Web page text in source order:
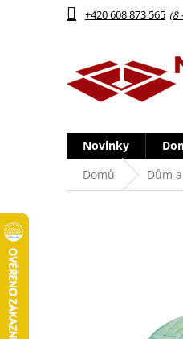
+420 608 873 565
Novinky
Domů
Dům